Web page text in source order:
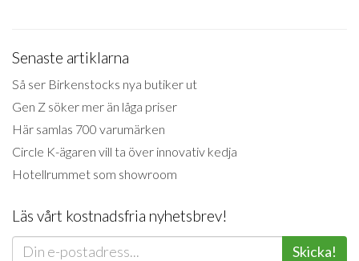
Senaste artiklarna
Så ser Birkenstocks nya butiker ut
Gen Z söker mer än låga priser
Här samlas 700 varumärken
Circle K-ägaren vill ta över innovativ kedja
Hotellrummet som showroom
Läs vårt kostnadsfria nyhetsbrev!
Skicka!